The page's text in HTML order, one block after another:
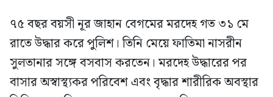
৭৫ বছর বয়সী নূর জাহান বেগমের মরদেহ গত ৩১ মে
রাতে উদ্ধার করে পুলিশ। তিনি মেয়ে ফাতিমা নাসরীন
সুলতানার সঙ্গে বসবাস করতেন। মরদেহ উদ্ধারের পর
বাসার অস্বাস্থ্যকর পরিবেশ এবং বৃদ্ধার শারীরিক অবস্থার